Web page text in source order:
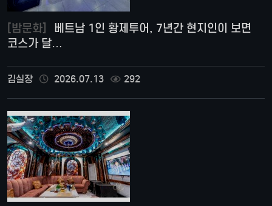
[밤문화]
코스가 달…
김실장 2026.07.13 292